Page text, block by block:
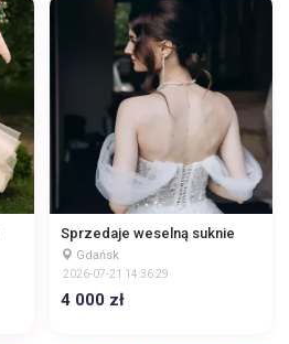
Sprzedaje weselną suknie
Gdańsk
2026-07-21 14:36:29
4 000 zł